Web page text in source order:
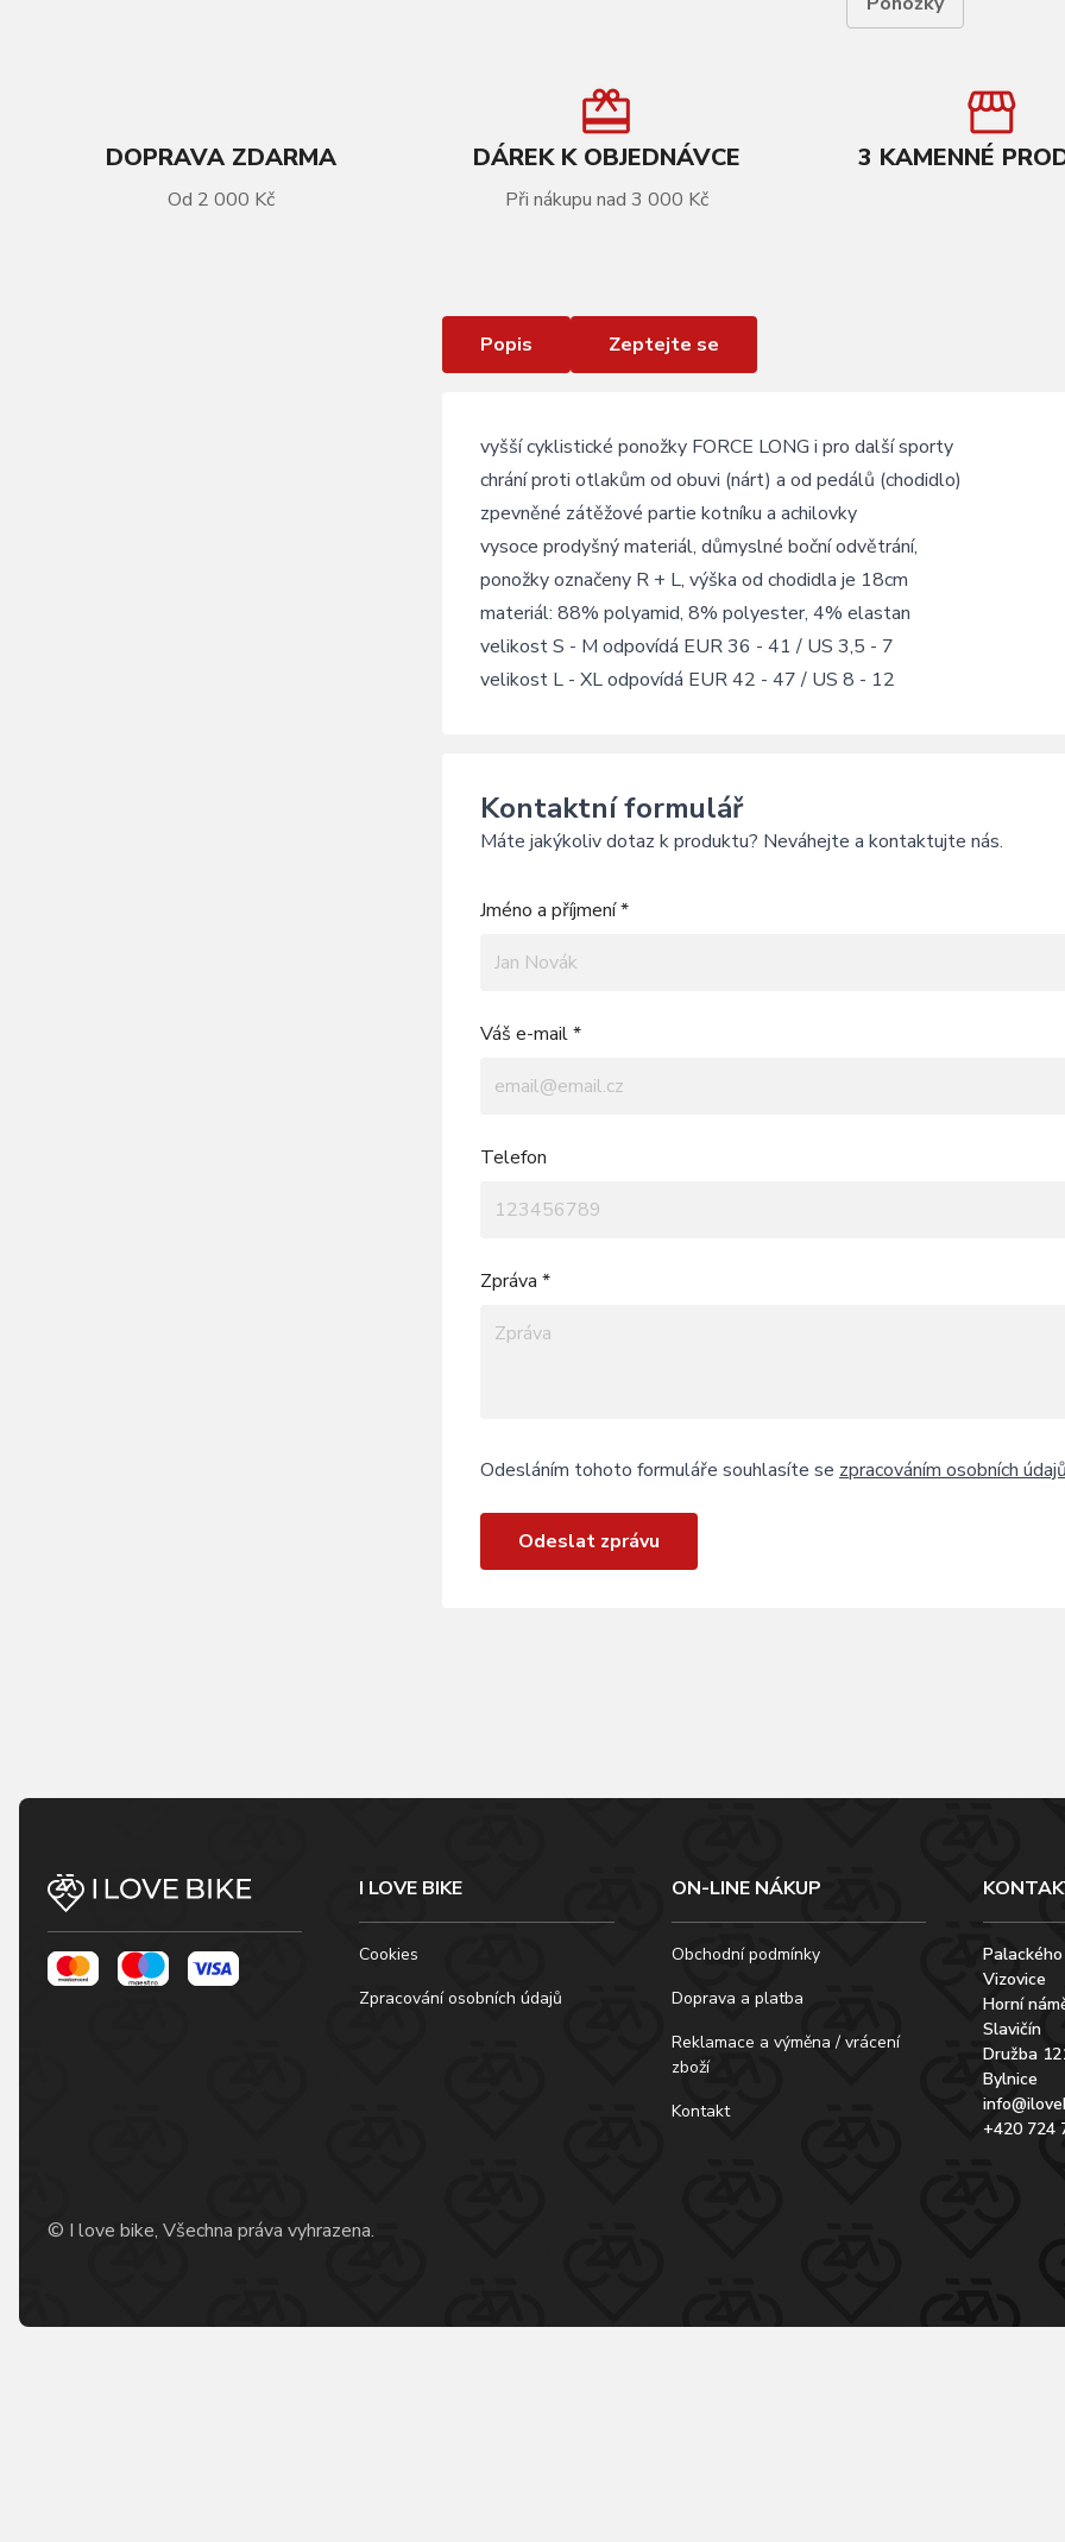
DOPRAVA ZDARMA
Od 2 000 Kč
DÁREK K OBJEDNÁVCE
Při nákupu nad 3 000 Kč
3 KAMENNÉ
Popis Zeptejte se
vyšší cyklistické ponožky FORCE LONG i pro další sporty
chrání proti otlakům od obuvi (nárt) a od pedálů (chodidlo)
zpevněné zátěžové partie kotníku a achilovky
vysoce prodyšný materiál, důmyslné boční odvětrání,
ponožky označeny R + L, výška od chodidla je 18cm
materiál: 88% polyamid, 8% polyester, 4% elastan
velikost S - M odpovídá EUR 36 - 41 / US 3,5 - 7
velikost L - XL odpovídá EUR 42 - 47 / US 8 - 12
Kontaktní formulář
Máte jakýkoliv dotaz k produktu? Neváhejte a kontaktujte nás.
Jméno a příjmení *
Váš e-mail *
Telefon
Zpráva *
Odesláním tohoto formuláře souhlasíte se zpracováním osobních
Odeslat zprávu
I LOVE BIKE
Cookies
Zpracování osobních údajů
ON-LINE NÁKUP
Obchodní podmínky
Doprava a platba
Reklamace a výměna / vrácení
zboží
Kontakt
Vizovice
Horní
Slavičín
Družba
Bylnice
+420 724
© I love bike, Všechna práva vyhrazena.